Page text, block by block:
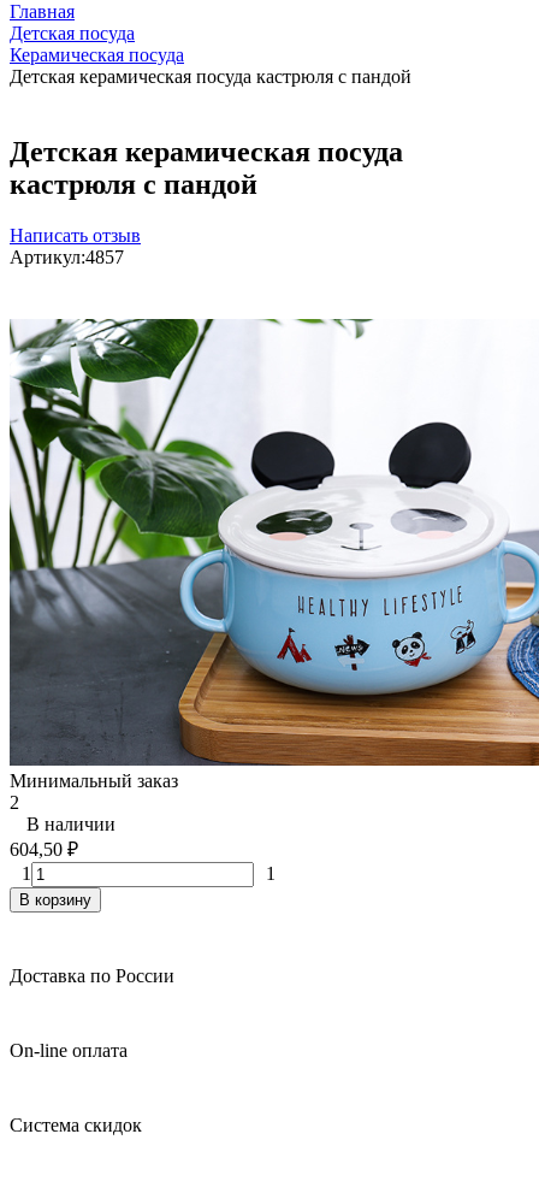
Главная
Детская посуда
Керамическая посуда
Детская керамическая посуда кастрюля с пандой
Детская керамическая посуда
кастрюля с пандой
Написать отзыв
Артикул:4857
Минимальный заказ
2
В наличии
604,50 ₽
1
1
В корзину
Доставка по России
On-line оплата
Система скидок